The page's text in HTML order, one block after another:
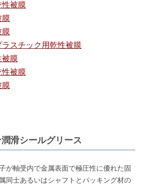
性被膜
膜
膜
ラスチック用乾性被膜
被膜
性被膜
膜
滑シールグリース
が軸受内で金属表面で極圧性に優れた固
同士あるいはシャフトとパッキング材の